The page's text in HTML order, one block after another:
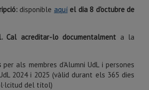
disponible aquí el dia 8 d'octubre de
Cal acreditar-lo documentalment a la
per als membres d'Alumni UdL i persones
2024 i 2025 (vàlid durant els 365 dies
del títol)